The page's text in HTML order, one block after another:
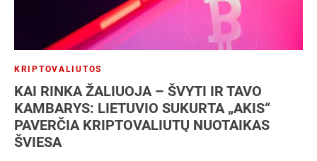
KRIPTOVALIUTOS
KAI RINKA ŽALIUOJA – ŠVYTI IR TAVO
KAMBARYS: LIETUVIO SUKURTA „AKIS“
PAVERČIA KRIPTOVALIUTŲ NUOTAIKAS
ŠVIESA